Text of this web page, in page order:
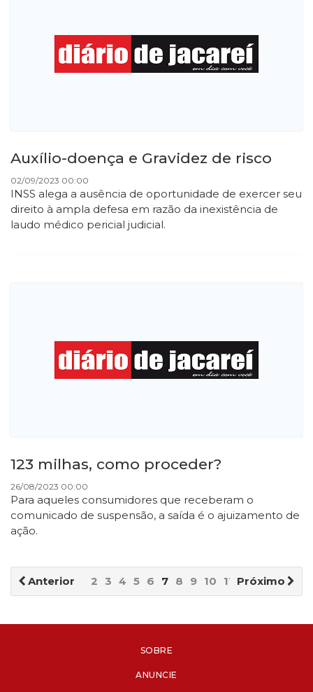
Auxílio-doença e Gravidez de risco
02/09/2023 00:00
INSS alega a ausência de oportunidade de exercer seu
direito à ampla defesa em razão da inexistência de
laudo médico pericial judicial.
123 milhas, como proceder?
26/08/2023 00:00
Para aqueles consumidores que receberam o
comunicado de suspensão, a saída é o ajuizamento de
ação.
Anterior Próximo
2 3 4 5 6 7 8 9 10 11
SOBRE
ANUNCIE